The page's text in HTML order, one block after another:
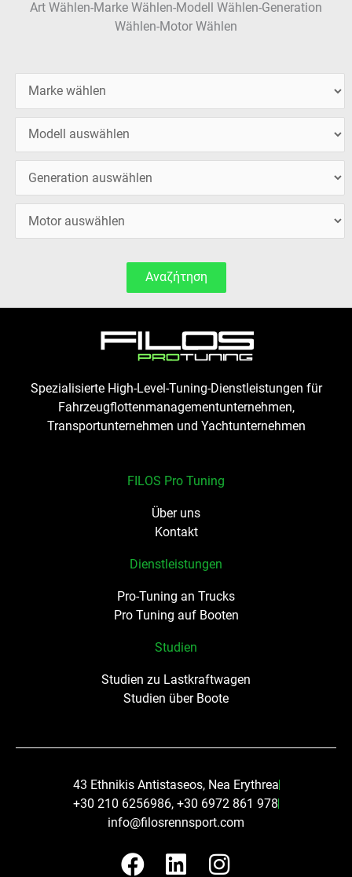
Art Wählen-Marke Wählen-Modell Wählen-Generation
Wählen-Motor Wählen
Αναζήτηση
Spezialisierte High-Level-Tuning-Dienstleistungen für
Fahrzeugflottenmanagementunternehmen,
Transportunternehmen und Yachtunternehmen
FILOS Pro Tuning
Über uns
Kontakt
Dienstleistungen
Pro-Tuning an Trucks
Pro Tuning auf Booten
Studien
Studien zu Lastkraftwagen
Studien über Boote
43 Ethnikis Antistaseos, Nea Erythrea
+30 210 6256986, +30 6972 861 978
info@filosrennsport.com
F
L
I